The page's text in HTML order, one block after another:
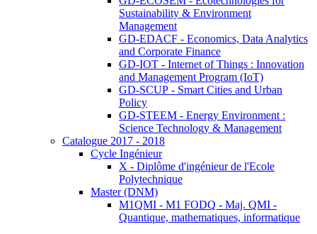
Sustainability & Environment
Management
GD-EDACF - Economics, Data Analytics
and Corporate Finance
GD-IOT - Internet of Things : Innovation
and Management Program (IoT)
GD-SCUP - Smart Cities and Urban
Policy
GD-STEEM - Energy Environment :
Science Technology & Management
Catalogue 2017 - 2018
Cycle Ingénieur
X - Diplôme d'ingénieur de l'Ecole
Polytechnique
Master (DNM)
M1QMI - M1 FODQ - Maj. QMI -
Quantique, mathematiques, informatique